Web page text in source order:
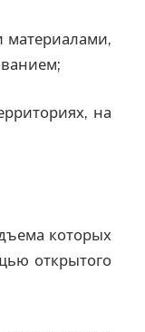
материалами,
на
которых
открытого